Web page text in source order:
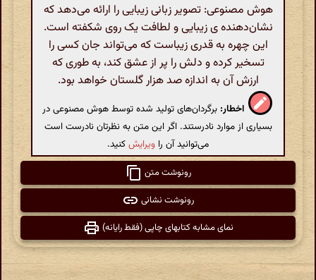
هوش مصنوعی: تصویر زبانی زیبایی را ارائه می‌دهد که
نشان‌دهنده ی زیبایی و لطافت یک روی شکفته است.
این چهره به قدری زیباست که می‌تواند جان کسی را
تسخیر کرده و دلش را پر از عشق کند، به طوری که
ارزش آن به اندازه صد هزار گلستان خواهد بود.
اخطار: برگردان‌های تولید شده توسط هوش مصنوعی در
بسیاری از موارد نادرستند. اگر این متن به نظرتان نادرست است
می‌توانید آن را ویرایشکنید.
رونوشت متن
رونوشت نشانی
نمای مشابه کتابهای چاپی (فقط رایانه)